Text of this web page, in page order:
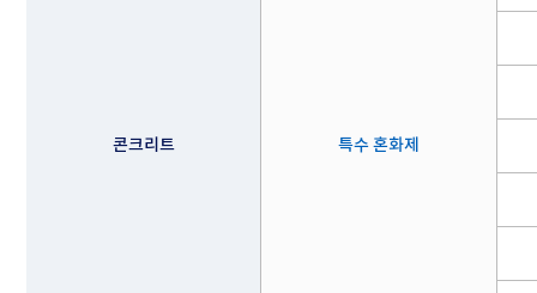
콘크리트 특수 혼화제